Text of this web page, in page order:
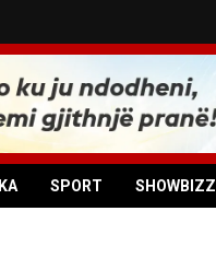
SPORT SHOWBIZZ